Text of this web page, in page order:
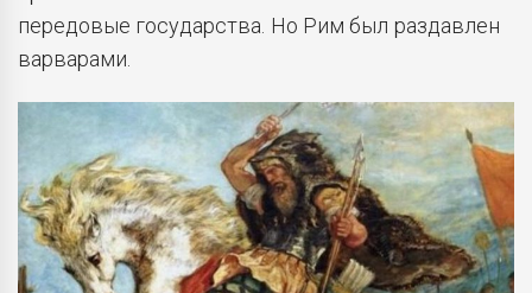
передовые государства. Но Рим был раздавлен
варварами.